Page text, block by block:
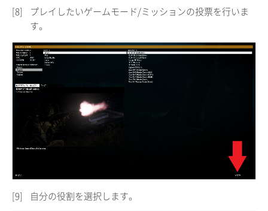
[8]
プレイしたいゲームモード/ミッションの投票を行いま
す。
[9] 自分の役割を選択します。